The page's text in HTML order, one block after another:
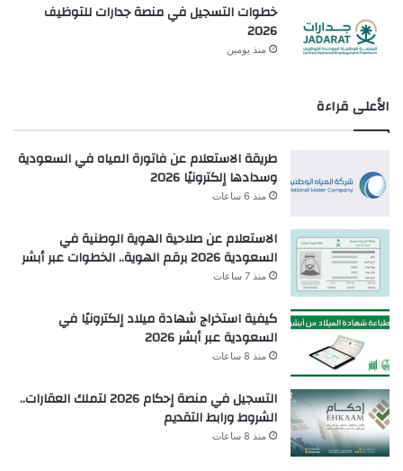
خطوات التسجيل في منصة جدارات للتوظيف
2026
منذ يومين
الأعلى قراءة
طريقة الاستعلام عن فاتورة المياه في السعودية
وسدادها إلكترونيًا 2026
منذ 6 ساعات
الاستعلام عن صلاحية الهوية الوطنية في
السعودية 2026 برقم الهوية.. الخطوات عبر أبشر
منذ 7 ساعات
كيفية استخراج شهادة ميلاد إلكترونيًا في
السعودية عبر أبشر 2026
منذ 8 ساعات
التسجيل في منصة إحكام 2026 لتملك العقارات..
الشروط ورابط التقديم
منذ 8 ساعات